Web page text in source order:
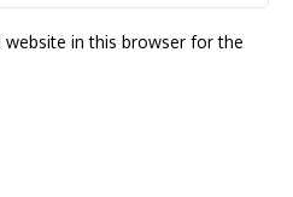
website in this browser for the